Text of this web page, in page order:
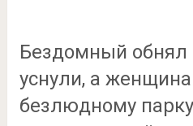
Бездомный обнял
уснули, а
безлюдному